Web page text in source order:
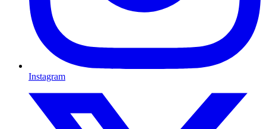
Instagram